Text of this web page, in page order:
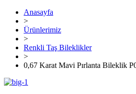
Anasayfa
>
Ürünlerimiz
>
Renkli Taş Bileklikler
>
0,67 Karat Mavi Pırlanta Bileklik